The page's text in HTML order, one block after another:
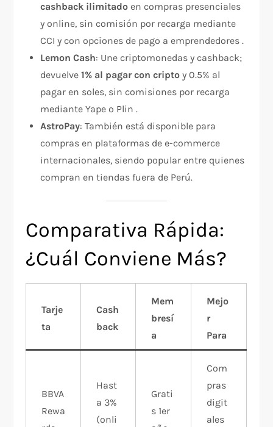
cashback ilimitado en compras presenciales
y online, sin comisión por recarga mediante
CCI y con opciones de pago a emprendedores .
Lemon Cash: Une criptomonedas y cashback;
devuelve1% al pagar con cripto y 0.5% al
pagar en soles, sin comisiones por recarga
mediante Yape o Plin .
AstroPay: También está disponible para
compras en plataformas de e-commerce
internacionales, siendo popular entre quienes
compran en tiendas fuera de Perú.
Comparativa Rápida:
¿Cuál Conviene Más?
Tarje
ta
Cash
back
Mem
bresí
a
Mejo
r
Para
BBVA
Rewa
Hast
a 3%
(onli
Grati
s 1er
Com
pras
digit
ales